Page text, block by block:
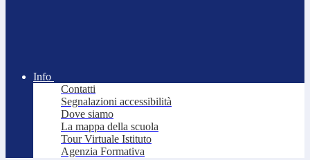
Info
Contatti
Segnalazioni accessibilità
Dove siamo
La mappa della scuola
Tour Virtuale Istituto
Agenzia Formativa